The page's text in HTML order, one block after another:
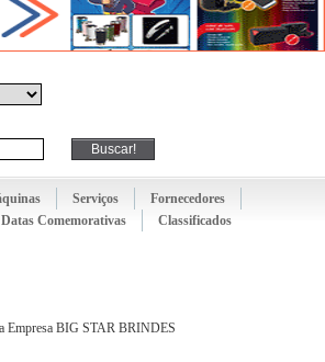
Serviços
Fornecedores
Datas Comemorativas Classificados
Empresa BIG STAR BRINDES